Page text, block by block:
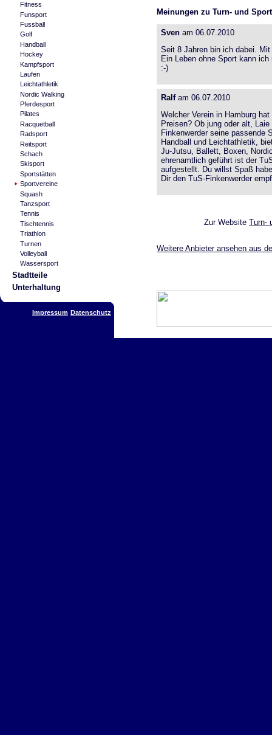
Fitness
Funsport
Fussball
Golf
Handball
Hockey
Kampfsport
Laufen
Leichtathletik
Nordic Walking
Pferdesport
Pilates
Racquetball
Radsport
Reitsport
Schach
Skisport
Sportstätten
Sportvereine
Squash
Tanzsport
Tennis
Tischtennis
Triathlon
Turnen
Volleyball
Wassersport
Stadtteile
Unterhaltung
Impressum Datenschutz
Meinungen zu Turn- und
Svenam 06.07.2010
Seit 8 Jahren bin ich dabei.
Ein Leben ohne Sport kann
:-)
Ralfam 06.07.2010
Welcher Verein in Hamburg
Preisen? Ob jung oder alt,
Finkenwerder seine passende
Handball und Leichtathletik,
Ju-Jutsu, Ballett, Boxen,
ehrenamtlich geführt ist der
aufgestellt. Du willst Spaß
Dir den TuS-Finkenwerder
Zur Website Turn-
Weitere Anbieter ansehen aus